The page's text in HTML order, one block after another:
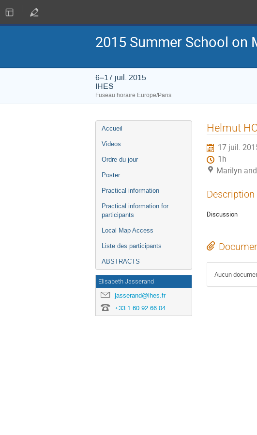
2015 Summer School on
6–17 juil. 2015
IHES
Fuseau horaire Europe/Paris
Menu
de
l'événement
Accueil
Videos
Ordre du jour
Poster
Practical information
Practical information for
participants
Local Map Access
Liste des participants
ABSTRACTS
Elisabeth Jasserand
jasserand@ihes.fr
+33 1 60 92 66 04
Helmut
17 juil.
1h
Marilyn
Description
Discussion
Aucun